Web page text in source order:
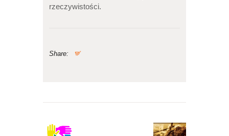
rzeczywistości.
Share:
wpisu